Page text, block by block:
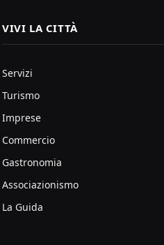
VIVI LA CITTÀ
Servizi
Turismo
Imprese
Commercio
Gastronomia
Associazionismo
La Guida